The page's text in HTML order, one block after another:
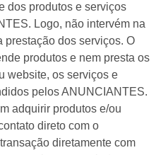
dos produtos e serviços
Logo, não intervém na
prestação dos serviços. O
produtos e nem presta os
website, os serviços e
pelos ANUNCIANTES.
adquirir produtos e/ou
direto com o
diretamente com